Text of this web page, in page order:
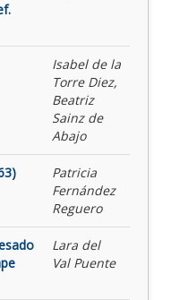
Isabel de la
Torre Diez,
Beatriz
Sainz de
Abajo
Patricia
Fernández
Reguero
Lara del
Val Puente